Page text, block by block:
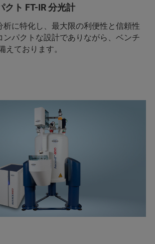
クト FT-IR 分光計
析に特化し、最大限の利便性と信頼性
ンパクトな設計でありながら、ベンチ
えております。